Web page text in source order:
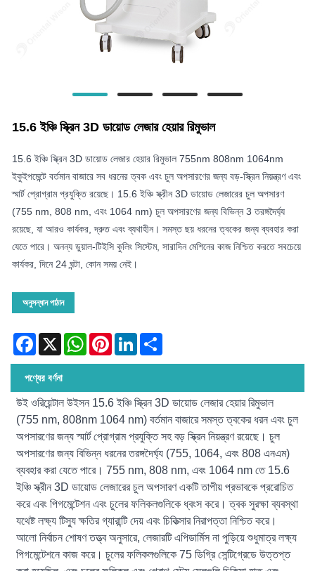
15.6 ইঞ্চি স্ক্রিন 3D ডায়োড লেজার হেয়ার রিমুভাল
15.6 ইঞ্চি স্ক্রিন 3D ডায়োড লেজার হেয়ার রিমুভাল 755nm 808nm 1064nm
ইকুইপমেন্টে বর্তমান বাজারে সব ধরনের ত্বক এবং চুল অপসারণের জন্য বড়-স্ক্রিন নিয়ন্ত্রণ এবং
স্মার্ট প্রোগ্রাম প্রযুক্তি রয়েছে। 15.6 ইঞ্চি স্ক্রীন 3D ডায়োড লেজারের চুল অপসারণ
(755 nm, 808 nm, এবং 1064 nm) চুল অপসারণের জন্য বিভিন্ন 3 তরঙ্গদৈর্ঘ্য
রয়েছে, যা আরও কার্যকর, দ্রুত এবং ব্যথাহীন। সমস্ত ছয় ধরনের ত্বকের জন্য ব্যবহার করা
যেতে পারে। অনন্য ডুয়াল-টিইসি কুলিং সিস্টেম, সারাদিন মেশিনের কাজ নিশ্চিত করতে সবচেয়ে
কার্যকর, দিনে 24 ঘন্টা, কোন সময় নেই।
অনুসন্ধান পাঠান
Facebook
X WhatsAppPinterestLinkedIn
পণ্যের বর্ণনা
উই ওরিয়েন্টাল উইসন 15.6 ইঞ্চি স্ক্রিন 3D ডায়োড লেজার হেয়ার রিমুভাল
(755 nm, 808nm 1064 nm) বর্তমান বাজারে সমস্ত ত্বকের ধরন এবং চুল
অপসারণের জন্য স্মার্ট প্রোগ্রাম প্রযুক্তি সহ বড় স্ক্রিন নিয়ন্ত্রণ রয়েছে। চুল
অপসারণের জন্য বিভিন্ন ধরনের তরঙ্গদৈর্ঘ্য (755, 1064, এবং 808 এনএম)
ব্যবহার করা যেতে পারে। 755 nm, 808 nm, এবং 1064 nm তে 15.6
ইঞ্চি স্ক্রীন 3D ডায়োড লেজারের চুল অপসারণ একটি তাপীয় প্রভাবকে প্ররোচিত
করে এবং পিগমেন্টেশন এবং চুলের ফলিকলগুলিকে ধ্বংস করে। ত্বক সুরক্ষা ব্যবস্থা
যথেষ্ট লক্ষ্য টিস্যু ক্ষতির গ্যারান্টি দেয় এবং চিকিত্সার নিরাপত্তা নিশ্চিত করে।
আলো নির্বাচন শোষণ তত্ত্ব অনুসারে, লেজারটি এপিডার্মিস না পুড়িয়ে শুধুমাত্র লক্ষ্য
পিগমেন্টেশনে কাজ করে। চুলের ফলিকলগুলিকে 75 ডিগ্রি সেন্টিগ্রেডে উত্তপ্ত